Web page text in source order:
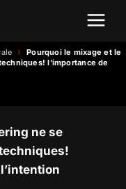
›
Pourquoi le mixage et le
l’importance de
ne se